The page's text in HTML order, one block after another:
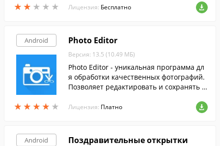
★ ★ ★ ★ ★
★ ★ ★ ★ ★ Лицензия: Бесплатно
Android
★ ★ ★ ★ ★
★ ★ ★ ★ ★
Photo Editor
Версия: 13.5 (10.49 МБ)
Photo Editor - уникальная программа дл
я обработки качественных фотографий.
Позволяет редактировать и сохранять в
Лицензия: Платно
Android Поздравительные открытки